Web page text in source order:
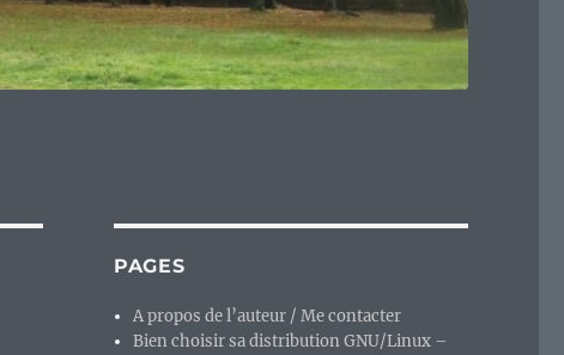
PAGES
A propos de l’auteur / Me contacter
Bien choisir sa distribution GNU/Linux –